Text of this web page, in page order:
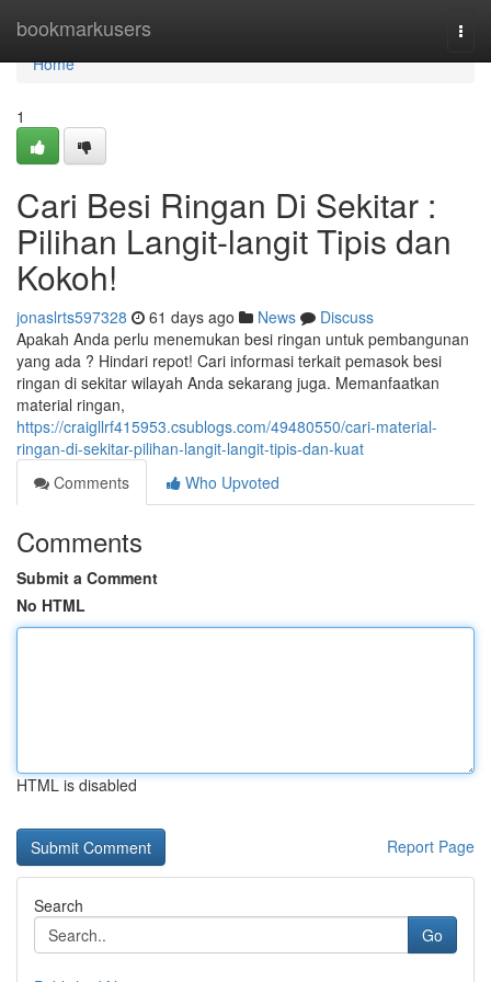
bookmarkusers
Home
Home
1
Cari Besi Ringan Di Sekitar :
Pilihan Langit-langit Tipis dan
Kokoh!
jonaslrts597328 61 days ago News
Discuss
Apakah Anda perlu menemukan besi ringan untuk pembangunan
yang ada ? Hindari repot! Cari informasi terkait pemasok besi
ringan di sekitar wilayah Anda sekarang juga. Memanfaatkan
material ringan,
https://craigllrf415953.csublogs.com/49480550/cari-material-
ringan-di-sekitar-pilihan-langit-langit-tipis-dan-kuat
Comments
Who Upvoted
Comments
Submit a Comment
No HTML
HTML is disabled
Report Page
Search
Go